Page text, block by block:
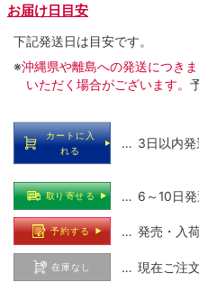
お届け日目安
下記発送日は目安です。
※沖縄県や離島への発送につき
いただく場合がございます。
カートに入
れる
… 3日以内発
取り寄せる … 6～10日発
予約する … 発売・入
在庫なし … 現在ご注